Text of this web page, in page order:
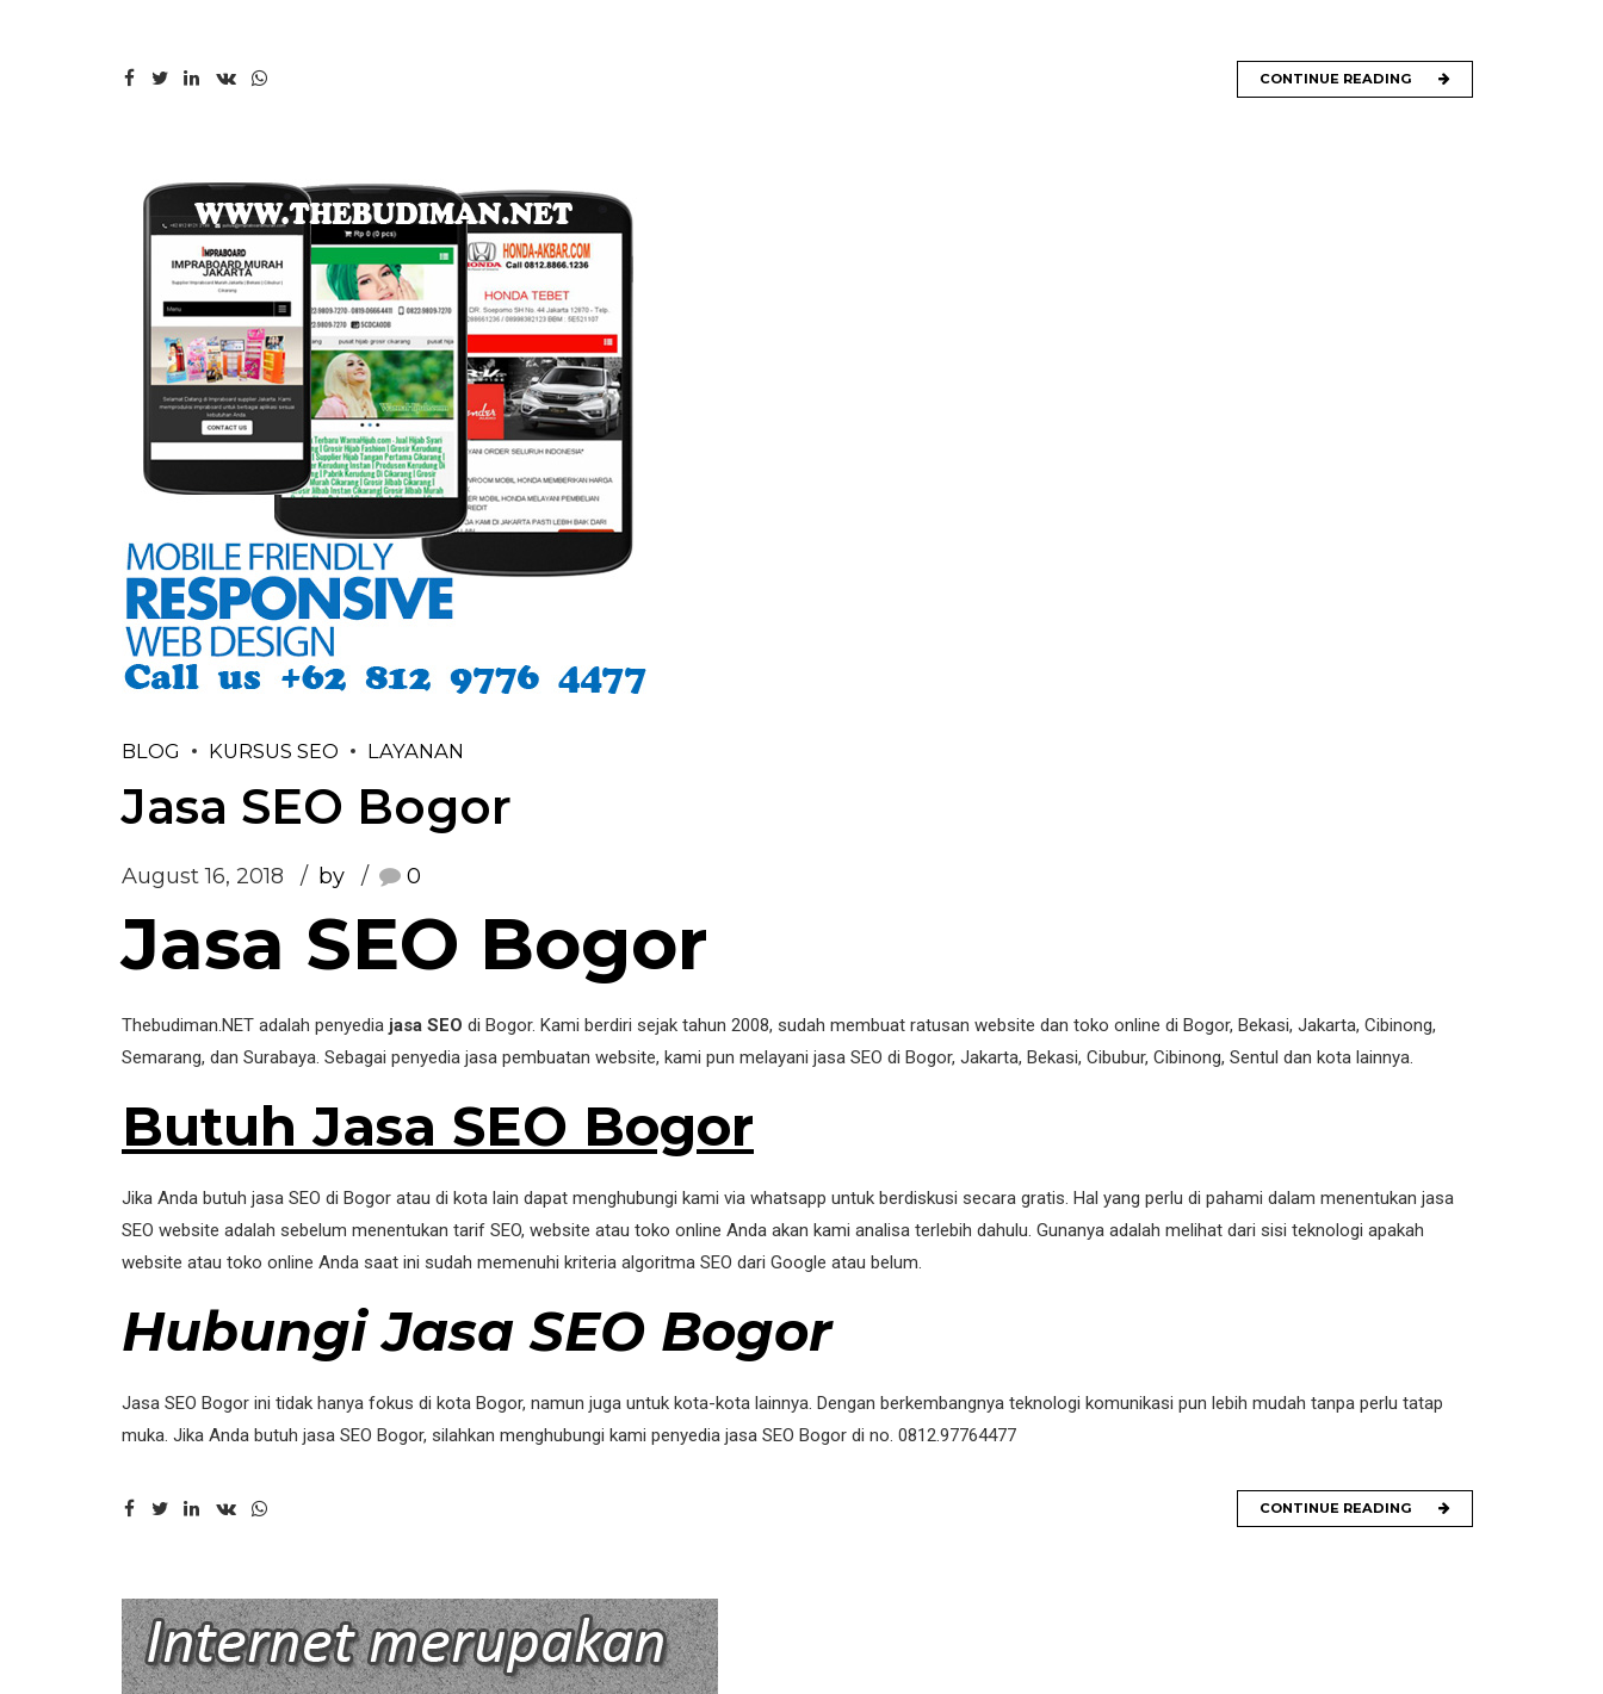
CONTINUE READING
BLOG KURSUS SEO LAYANAN
Jasa SEO Bogor
August 16, 2018 by 0
Jasa SEO Bogor
Thebudiman.NET adalah penyedia jasa SEO di Bogor. Kami berdiri sejak tahun 2008, sudah membuat ratusan website dan toko online di Bogor, Bekasi, Jakarta, Cibinong,
Semarang, dan Surabaya. Sebagai penyedia jasa pembuatan website, kami pun melayani jasa SEO di Bogor, Jakarta, Bekasi, Cibubur, Cibinong, Sentul dan kota lainnya.
Butuh Jasa SEO Bogor
Jika Anda butuh jasa SEO di Bogor atau di kota lain dapat menghubungi kami via whatsapp untuk berdiskusi secara gratis. Hal yang perlu di pahami dalam menentukan jasa
SEO website adalah sebelum menentukan tarif SEO, website atau toko online Anda akan kami analisa terlebih dahulu. Gunanya adalah melihat dari sisi teknologi apakah
website atau toko online Anda saat ini sudah memenuhi kriteria algoritma SEO dari Google atau belum.
Hubungi Jasa SEO Bogor
Jasa SEO Bogor ini tidak hanya fokus di kota Bogor, namun juga untuk kota-kota lainnya. Dengan berkembangnya teknologi komunikasi pun lebih mudah tanpa perlu tatap
muka. Jika Anda butuh jasa SEO Bogor, silahkan menghubungi kami penyedia jasa SEO Bogor di no. 0812.97764477
CONTINUE READING